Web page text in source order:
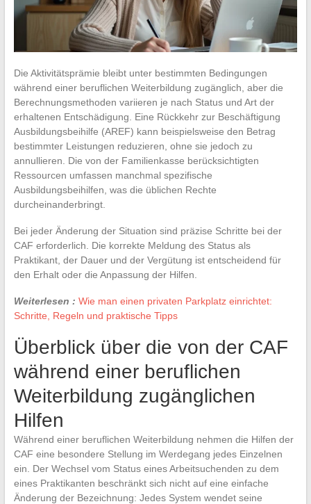
Die Aktivitätsprämie bleibt unter bestimmten Bedingungen
während einer beruflichen Weiterbildung zugänglich, aber die
Berechnungsmethoden variieren je nach Status und Art der
erhaltenen Entschädigung. Eine Rückkehr zur Beschäftigung
Ausbildungsbeihilfe (AREF) kann beispielsweise den Betrag
bestimmter Leistungen reduzieren, ohne sie jedoch zu
annullieren. Die von der Familienkasse berücksichtigten
Ressourcen umfassen manchmal spezifische
Ausbildungsbeihilfen, was die üblichen Rechte
durcheinanderbringt.
Bei jeder Änderung der Situation sind präzise Schritte bei der
CAF erforderlich. Die korrekte Meldung des Status als
Praktikant, der Dauer und der Vergütung ist entscheidend für
den Erhalt oder die Anpassung der Hilfen.
Weiterlesen : Wie man einen privaten Parkplatz einrichtet:
Schritte, Regeln und praktische Tipps
Überblick über die von der CAF
während einer beruflichen
Weiterbildung zugänglichen
Hilfen
Während einer beruflichen Weiterbildung nehmen die Hilfen der
CAF eine besondere Stellung im Werdegang jedes Einzelnen
ein. Der Wechsel vom Status eines Arbeitsuchenden zu dem
eines Praktikanten beschränkt sich nicht auf eine einfache
Änderung der Bezeichnung: Jedes System wendet seine